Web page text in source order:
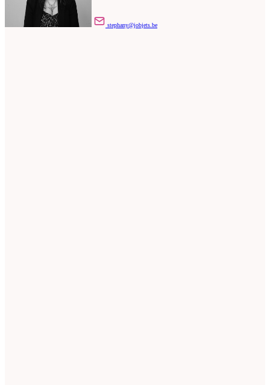
stephany@jobjets.be